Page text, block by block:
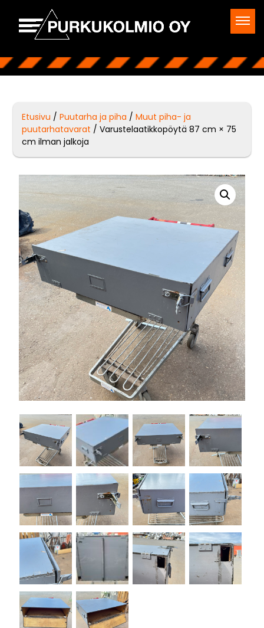
Etusivu /Puutarha ja piha /Muut piha- ja
puutarhatavarat / Varustelaatikkopöytä 87 cm × 75
cm ilman jalkoja